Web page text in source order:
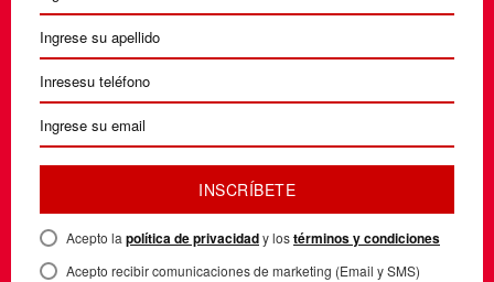
INSCRÍBETE
Acepto la política de privacidady lostérminos y condiciones
Acepto recibir comunicaciones de marketing (Email y SMS)